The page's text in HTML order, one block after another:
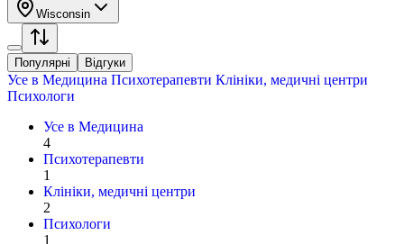
Wisconsin
Популярні Відгуки
Усе в Медицина Психотерапевти Клініки, медичні центри
Психологи
Усе в Медицина
4
Психотерапевти
1
Клініки, медичні центри
2
Психологи
1